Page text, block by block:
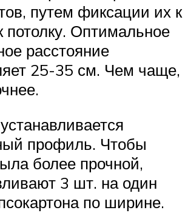
путем фиксации их к
потолку. Оптимальное
расстояние
25-35 см. Чем чаще,
профиль. Чтобы
более прочной,
3 шт. на один
по ширине.